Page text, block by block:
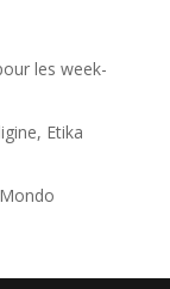
les week-
Etika